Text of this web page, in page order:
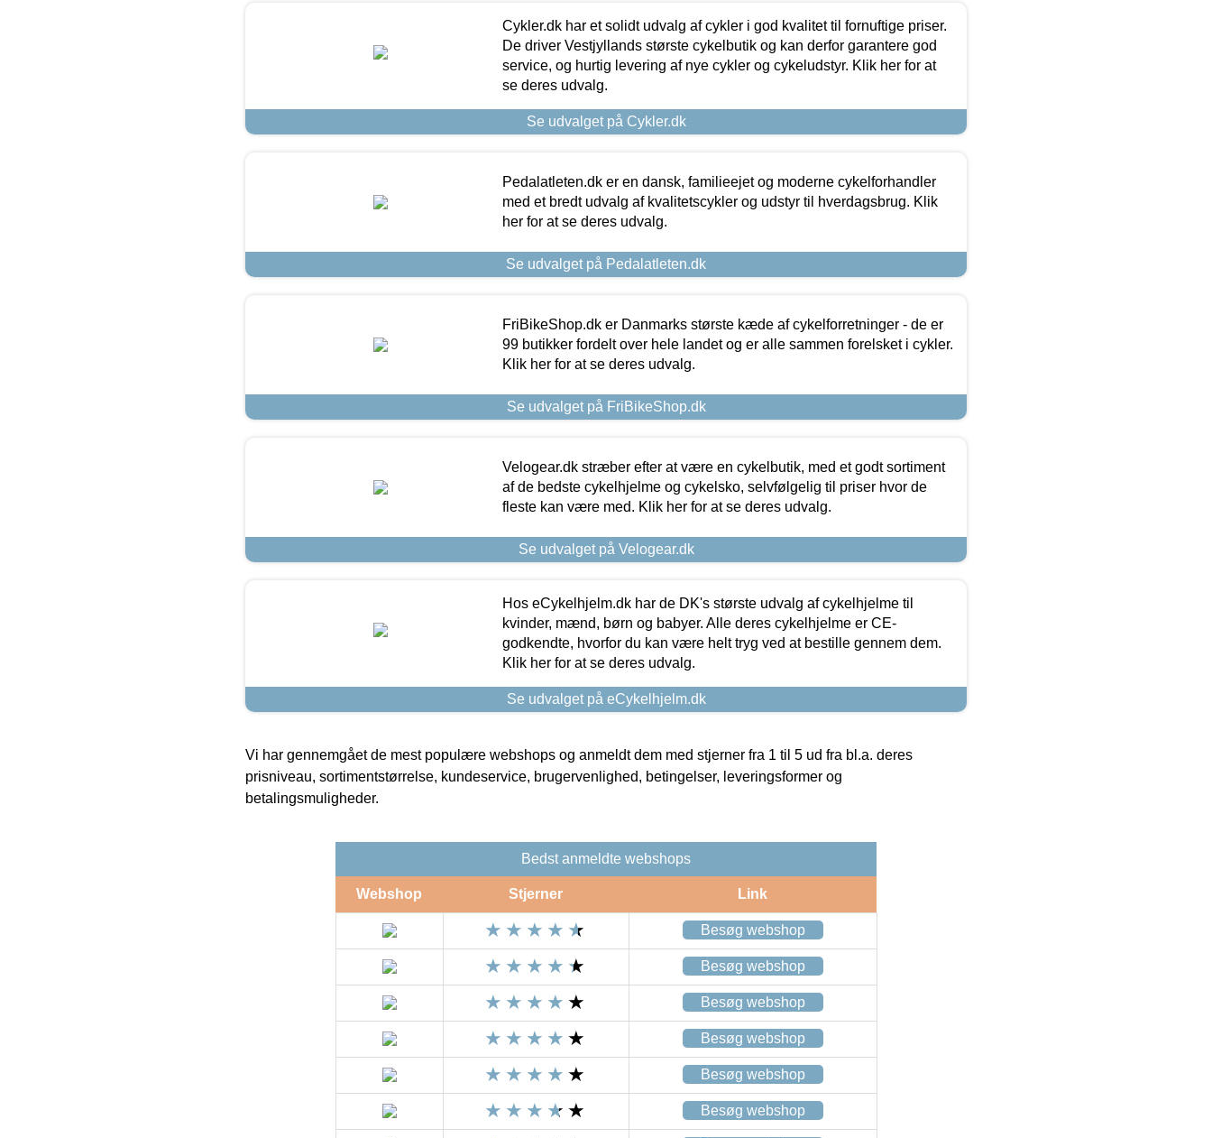
Cykler.dk har et solidt udvalg af cykler i god kvalitet til fornuftige priser.
De driver Vestjyllands største cykelbutik og kan derfor garantere god
service, og hurtig levering af nye cykler og cykeludstyr. Klik her for at
se deres udvalg.
Se udvalget på Cykler.dk
Pedalatleten.dk er en dansk, familieejet og moderne cykelforhandler
med et bredt udvalg af kvalitetscykler og udstyr til hverdagsbrug. Klik
her for at se deres udvalg.
Se udvalget på Pedalatleten.dk
FriBikeShop.dk er Danmarks største kæde af cykelforretninger - de er
99 butikker fordelt over hele landet og er alle sammen forelsket i cykler.
Klik her for at se deres udvalg.
Se udvalget på FriBikeShop.dk
Velogear.dk stræber efter at være en cykelbutik, med et godt sortiment
af de bedste cykelhjelme og cykelsko, selvfølgelig til priser hvor de
fleste kan være med. Klik her for at se deres udvalg.
Se udvalget på Velogear.dk
Hos eCykelhjelm.dk har de DK's største udvalg af cykelhjelme til
kvinder, mænd, børn og babyer. Alle deres cykelhjelme er CE-
godkendte, hvorfor du kan være helt tryg ved at bestille gennem dem.
Klik her for at se deres udvalg.
Se udvalget på eCykelhjelm.dk
Vi har gennemgået de mest populære webshops og anmeldt dem med stjerner fra 1 til 5 ud fra bl.a. deres
prisniveau, sortimentstørrelse, kundeservice, brugervenlighed, betingelser, leveringsformer og
betalingsmuligheder.
Bedst anmeldte webshops
Webshop Stjerner Link
Besøg webshop
Besøg webshop
Besøg webshop
Besøg webshop
Besøg webshop
Besøg webshop